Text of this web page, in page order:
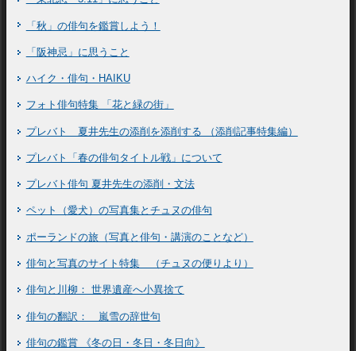
「秋」の俳句を鑑賞しよう！
「阪神忌」に思うこと
ハイク・俳句・HAIKU
フォト俳句特集 「花と緑の街」
プレバト 夏井先生の添削を添削する （添削記事特集編）
プレバト「春の俳句タイトル戦」について
プレバト俳句 夏井先生の添削・文法
ペット（愛犬）の写真集とチュヌの俳句
ポーランドの旅（写真と俳句・講演のことなど）
俳句と写真のサイト特集 （チュヌの便りより）
俳句と川柳： 世界遺産へ小異捨て
俳句の翻訳： 嵐雪の辞世句
俳句の鑑賞 《冬の日・冬日・冬日向》